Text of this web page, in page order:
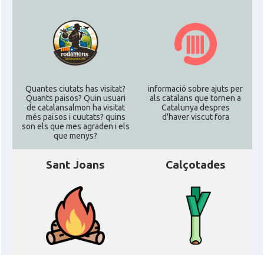
Quantes ciutats has visitat?
Quants paisos? Quin usuari
de catalansalmon ha visitat
més països i cuutats? quins
son els que mes agraden i els
que menys?
informació sobre ajuts per
als catalans que tornen a
Catalunya despres
d'haver viscut fora
Sant Joans Calçotades